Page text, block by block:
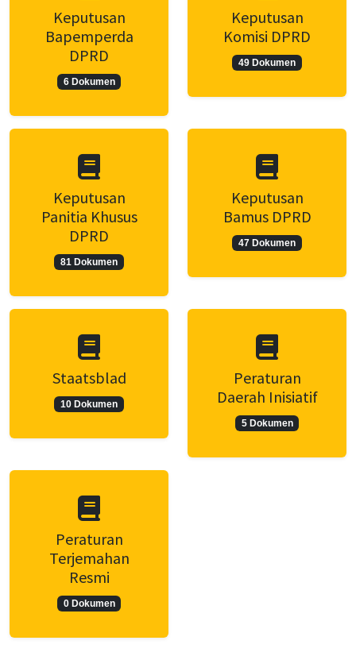
Keputusan
Bapemperda
DPRD
6 Dokumen
Keputusan
Komisi DPRD
49 Dokumen
Keputusan
Panitia Khusus
DPRD
81 Dokumen
Keputusan
Bamus DPRD
47 Dokumen
Staatsblad
10 Dokumen
Peraturan
Daerah Inisiatif
5 Dokumen
Peraturan
Terjemahan
Resmi
0 Dokumen